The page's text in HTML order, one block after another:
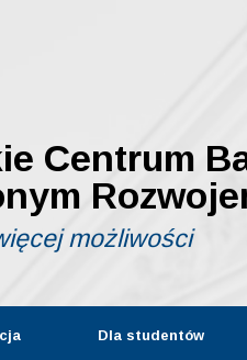
Centrum
możliwości
Dla studentów